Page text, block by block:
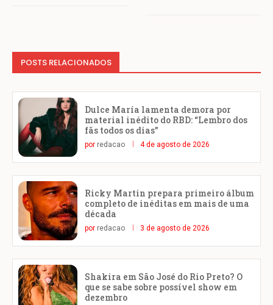
POSTS RELACIONADOS
Dulce María lamenta demora por
material inédito do RBD: “Lembro dos
fãs todos os dias”
por redacao 4 de agosto de 2026
Ricky Martin prepara primeiro álbum
completo de inéditas em mais de uma
década
por redacao 3 de agosto de 2026
Shakira em São José do Rio Preto? O
que se sabe sobre possível show em
dezembro